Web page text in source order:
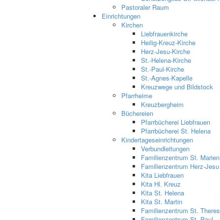
Pastoraler Raum
Einrichtungen
Kirchen
Liebfrauenkirche
Heilig-Kreuz-Kirche
Herz-Jesu-Kirche
St.-Helena-Kirche
St.-Paul-Kirche
St.-Agnes-Kapelle
Kreuzwege und Bildstock
Pfarrheime
Kreuzbergheim
Büchereien
Pfarrbücherei Liebfrauen
Pfarrbücherei St. Helena
Kindertageseinrichtungen
Verbundleitungen
Familienzentrum St. Marien
Familienzentrum Herz-Jesu
Kita Liebfrauen
Kita Hl. Kreuz
Kita St. Helena
Kita St. Martin
Familienzentrum St.